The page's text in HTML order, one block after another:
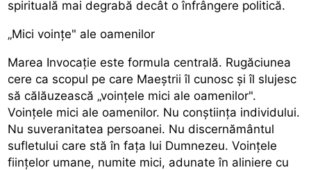
spirituală mai degrabă decât o înfrângere politică.
„Mici voințe" ale oamenilor
Marea Invocație este formula centrală. Rugăciunea
cere ca scopul pe care Maeștrii îl cunosc și îl slujesc
să călăuzească „voințele mici ale oamenilor".
Voințele mici ale oamenilor. Nu conștiința individului.
Nu suveranitatea persoanei. Nu discernământul
sufletului care stă în fața lui Dumnezeu. Voințele
ființelor umane, numite mici, adunate în aliniere cu